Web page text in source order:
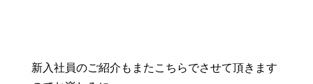
新入社員のご紹介もまたこちらでさせて頂きます